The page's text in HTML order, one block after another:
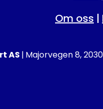
Om oss |
AS | Majorvegen 8,